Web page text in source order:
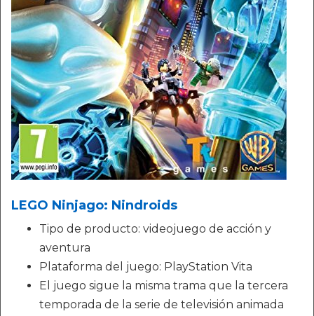
LEGO Ninjago: Nindroids
Tipo de producto: videojuego de acción y
aventura
Plataforma del juego: PlayStation Vita
El juego sigue la misma trama que la tercera
temporada de la serie de televisión animada